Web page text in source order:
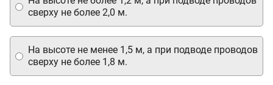
сверху не более 2,0 м.
На высоте не менее 1,5 м, а при подводе проводов
сверху не более 1,8 м.